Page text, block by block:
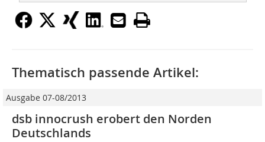
Thematisch passende Artikel:
Ausgabe 07-08/2013
dsb innocrush erobert den Norden
Deutschlands